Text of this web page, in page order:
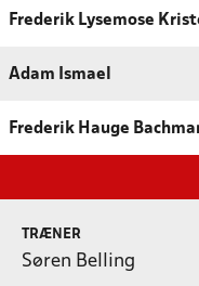
Frederik Lysemose
Adam Ismael
Frederik Hauge
TRÆNER
Søren Belling